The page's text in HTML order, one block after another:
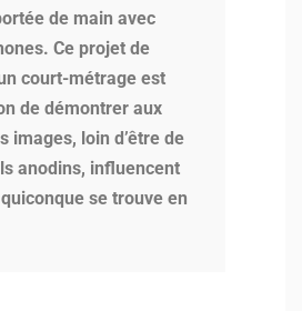
de main avec
Ce projet de
court-métrage est
de démontrer aux
images, loin d’être de
anodins, influencent
se trouve en